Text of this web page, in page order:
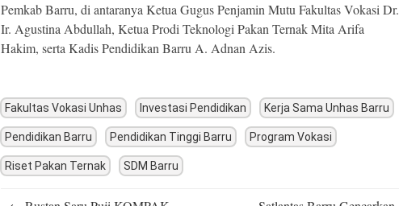
Pemkab Barru, di antaranya Ketua Gugus Penjamin Mutu Fakultas Vokasi Dr.
Ir. Agustina Abdullah, Ketua Prodi Teknologi Pakan Ternak Mita Arifa
Hakim, serta Kadis Pendidikan Barru A. Adnan Azis.
Fakultas Vokasi Unhas Investasi Pendidikan Kerja Sama Unhas Barru
Pendidikan Barru Pendidikan Tinggi Barru Program Vokasi
Riset Pakan Ternak SDM Barru